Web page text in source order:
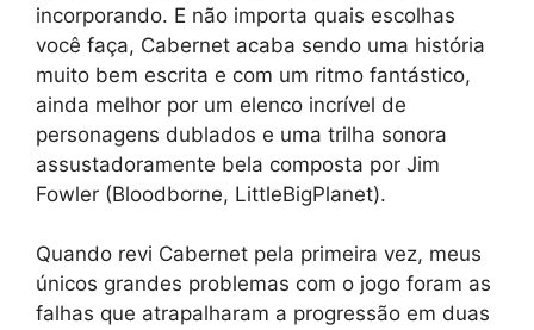
incorporando. E não importa quais escolhas
você faça, Cabernet acaba sendo uma história
muito bem escrita e com um ritmo fantástico,
ainda melhor por um elenco incrível de
personagens dublados e uma trilha sonora
assustadoramente bela composta por Jim
Fowler (Bloodborne, LittleBigPlanet).
Quando revi Cabernet pela primeira vez, meus
únicos grandes problemas com o jogo foram as
falhas que atrapalharam a progressão em duas